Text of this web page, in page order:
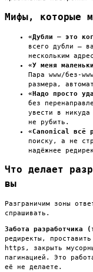
Мифы, которые
«Дубли — это
всего дубли —
нескольким
«У меня
Пара www/без-
размера,
«Надо просто
без
увести в
не рубить.
«Canonical всё
поиску, а не
надёжнее
Что делает
вы
Разграничим зоны
спрашивать.
Забота разработчика
редиректы,
https, закрыть
пагинацией. Это
её не делаете.